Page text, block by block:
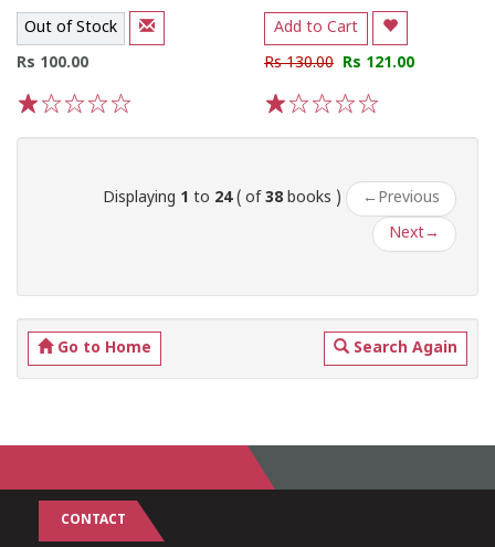
Out of Stock
Rs 100.00
Add to Cart
Rs 130.00 Rs 121.00
Displaying 1 to 24( of 38 books ) ← Previous
Next→
Go to Home Search Again
CONTACT